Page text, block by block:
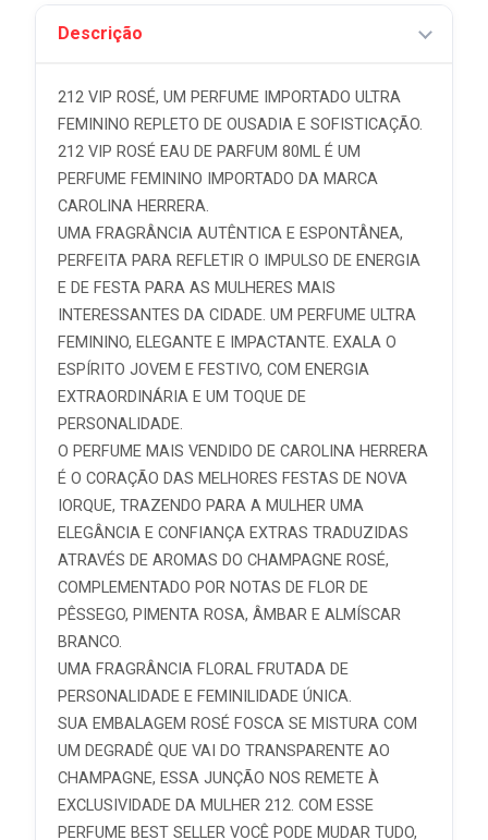
Descrição
212 VIP ROSÉ, UM PERFUME IMPORTADO ULTRA
FEMININO REPLETO DE OUSADIA E SOFISTICAÇÃO.
212 VIP ROSÉ EAU DE PARFUM 80ML É UM
PERFUME FEMININO IMPORTADO DA MARCA
CAROLINA HERRERA.
UMA FRAGRÂNCIA AUTÊNTICA E ESPONTÂNEA,
PERFEITA PARA REFLETIR O IMPULSO DE ENERGIA
E DE FESTA PARA AS MULHERES MAIS
INTERESSANTES DA CIDADE. UM PERFUME ULTRA
FEMININO, ELEGANTE E IMPACTANTE. EXALA O
ESPÍRITO JOVEM E FESTIVO, COM ENERGIA
EXTRAORDINÁRIA E UM TOQUE DE
PERSONALIDADE.
O PERFUME MAIS VENDIDO DE CAROLINA HERRERA
É O CORAÇÃO DAS MELHORES FESTAS DE NOVA
IORQUE, TRAZENDO PARA A MULHER UMA
ELEGÂNCIA E CONFIANÇA EXTRAS TRADUZIDAS
ATRAVÉS DE AROMAS DO CHAMPAGNE ROSÉ,
COMPLEMENTADO POR NOTAS DE FLOR DE
PÊSSEGO, PIMENTA ROSA, ÂMBAR E ALMÍSCAR
BRANCO.
UMA FRAGRÂNCIA FLORAL FRUTADA DE
PERSONALIDADE E FEMINILIDADE ÚNICA.
SUA EMBALAGEM ROSÉ FOSCA SE MISTURA COM
UM DEGRADÊ QUE VAI DO TRANSPARENTE AO
CHAMPAGNE, ESSA JUNÇÃO NOS REMETE À
EXCLUSIVIDADE DA MULHER 212. COM ESSE
PERFUME BEST SELLER VOCÊ PODE MUDAR TUDO,